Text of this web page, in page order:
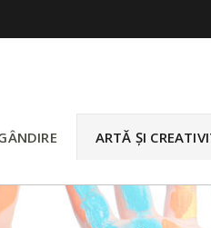
ARTĂ ȘI